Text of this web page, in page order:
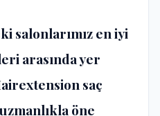
salonlarımız en iyi
arasında yer
saç
öne